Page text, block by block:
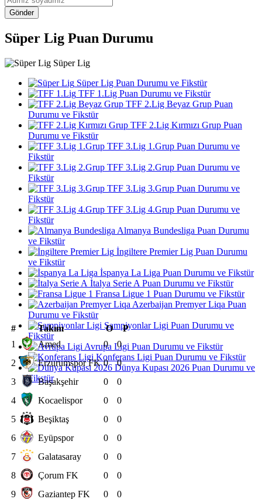
Gönder
Süper Lig Puan Durumu
Süper Lig
Süper Lig Puan Durumu ve Fikstür
TFF 1.Lig Puan Durumu ve Fikstür
TFF 2.Lig Beyaz Grup Puan
Durumu ve Fikstür
TFF 2.Lig Kırmızı Grup Puan
Durumu ve Fikstür
TFF 3.Lig 1.Grup Puan Durumu ve
Fikstür
TFF 3.Lig 2.Grup Puan Durumu ve
Fikstür
TFF 3.Lig 3.Grup Puan Durumu ve
Fikstür
TFF 3.Lig 4.Grup Puan Durumu ve
Fikstür
Almanya Bundesliga Puan Durumu
ve Fikstür
İngiltere Premier Lig Puan Durumu
ve Fikstür
İspanya La Liga Puan Durumu ve Fikstür
İtalya Serie A Puan Durumu ve Fikstür
Fransa Ligue 1 Puan Durumu ve Fikstür
Azerbaijan Premyer Liqa Puan
Durumu ve Fikstür
Şampiyonlar Ligi Puan Durumu ve
Fikstür
Avrupa Ligi Puan Durumu ve Fikstür
Konferans Ligi Puan Durumu ve Fikstür
Dünya Kupası 2026 Puan Durumu ve
Fikstür
# Takım O
P
1
Amed 0
0
2
Erzurumspor FK 0
0
3
Başakşehir 0
0
4
Kocaelispor 0
0
5
Beşiktaş 0
0
6
Eyüpspor 0
0
7
Galatasaray 0
0
8
Çorum FK 0
0
9
Gaziantep FK 0
0